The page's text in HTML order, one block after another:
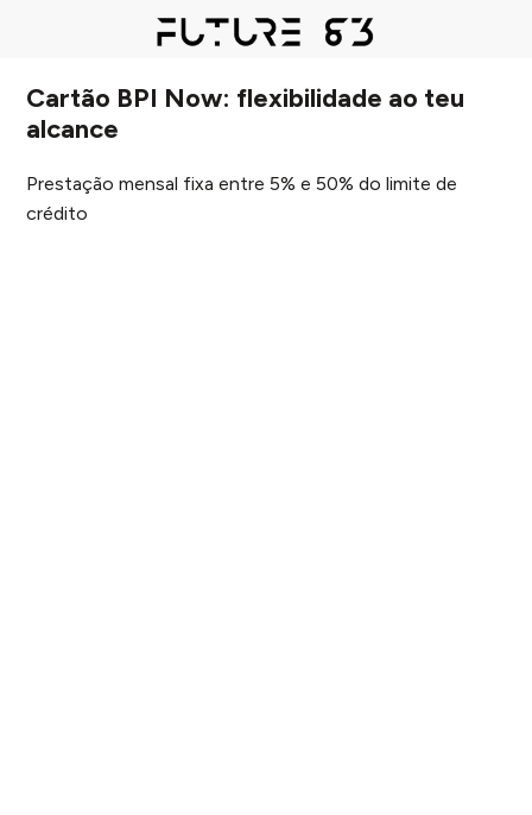
Cartão BPI Now: flexibilidade ao teu
alcance
Prestação mensal fixa entre 5% e 50% do limite de
crédito